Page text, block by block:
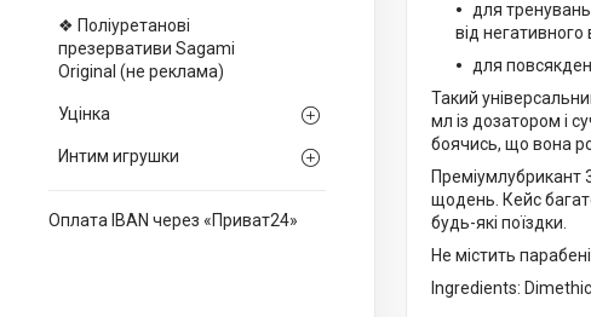
❖ Поліуретанові
презервативи Sagami
Оriginal (не реклама)
Уцінка
Интим игрушки
Оплата IBAN через «Приват24»
для
від
для
Такий
мл із дозатором і
боячись, що вона
Преміумлубрикант
щодень. Кейс
будь-які поїздки.
Не містить
Ingredients: